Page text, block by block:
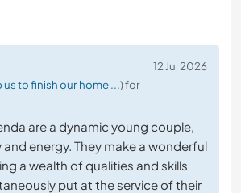
12 Jul 2026
us to finish our home ...) for
are a dynamic young couple,
energy. They make a wonderful
a wealth of qualities and skills
put at the service of their